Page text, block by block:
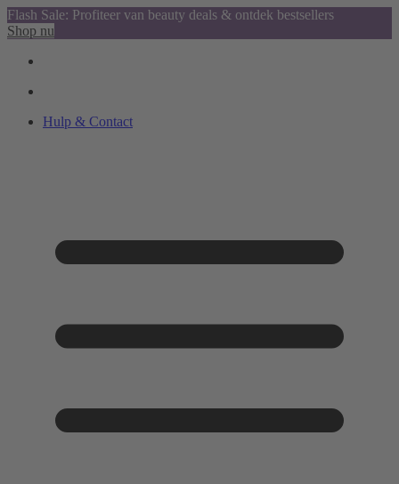
Flash Sale: Profiteer van beauty deals & ontdek bestsellers
Shop nu
Hulp & Contact